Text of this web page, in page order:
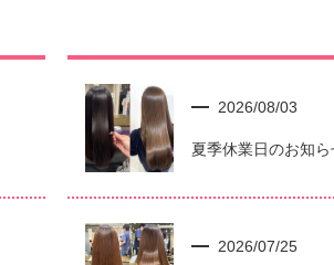
2026/08/03
夏季休業日のお知
2026/07/25